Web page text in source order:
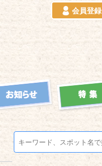
会員登録